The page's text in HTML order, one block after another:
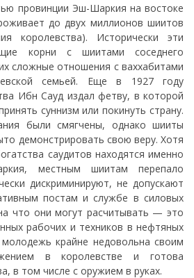
провинции Эш-Шаркия на востоке
до двух миллионов шиитов
королевства). Исторически эти
корни с шиитами соседнего
сложные отношения с ваххабитами
семьей. Еще в 1927 году
Ибн Сауд издал фетву, в которой
суннизм или покинуть страну.
были смягчены, однако шииты
демонстрировать свою веру. Хотя
саудитов находятся именно
местным шиитам перепало
дискриминируют, не допускают
постам и службе в силовых
что они могут расчитывать — это
рабочих и техников в нефтяных
крайне недовольна своим
в королевстве и готова
в том числе с оружием в руках.